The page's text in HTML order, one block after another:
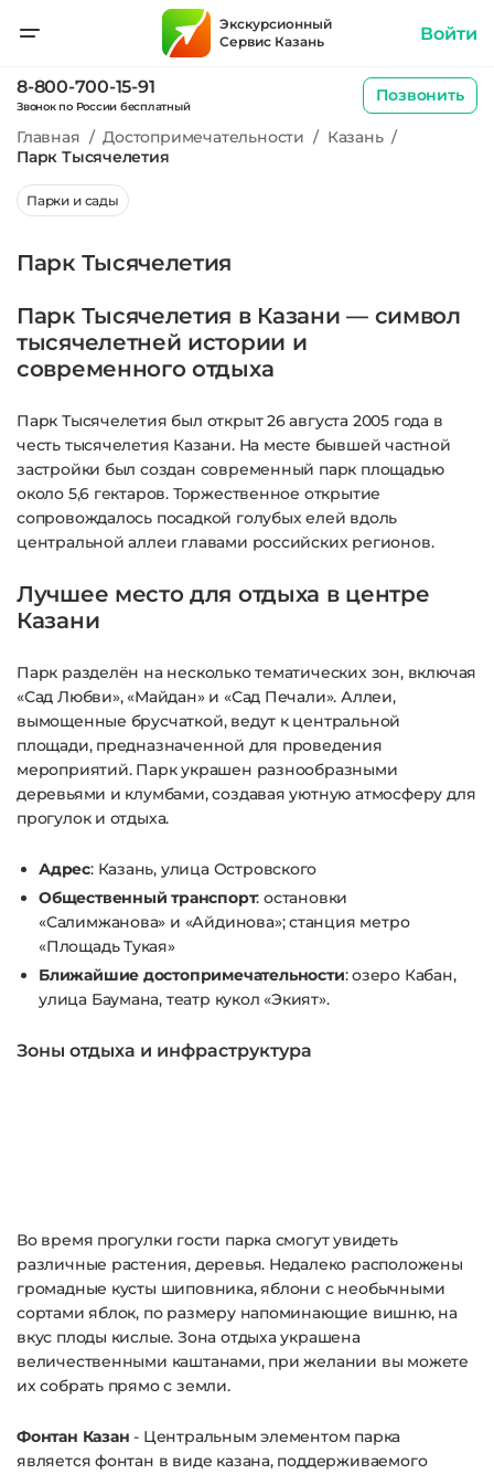
8-800-700-15-91
Звонок по России бесплатный
Позвонить
Экскурсионный
Сервис Казань
Войти
Главная / Достопримечательности / Казань /
Парк Тысячелетия
Парки и сады
Парк Тысячелетия
Парк Тысячелетия в Казани — символ
тысячелетней истории и
современного отдыха
Парк Тысячелетия был открыт 26 августа 2005 года в
честь тысячелетия Казани. На месте бывшей частной
застройки был создан современный парк площадью
около 5,6 гектаров. Торжественное открытие
сопровождалось посадкой голубых елей вдоль
центральной аллеи главами российских регионов.
Лучшее место для отдыха в центре
Казани
Парк разделён на несколько тематических зон, включая
«Сад Любви», «Майдан» и «Сад Печали». Аллеи,
вымощенные брусчаткой, ведут к центральной
площади, предназначенной для проведения
мероприятий. Парк украшен разнообразными
деревьями и клумбами, создавая уютную атмосферу для
прогулок и отдыха.
Адрес: Казань, улица Островского
Общественный транспорт: остановки
«Салимжанова» и «Айдинова»; станция метро
«Площадь Тукая»
Ближайшие достопримечательности: озеро Кабан,
улица Баумана, театр кукол «Экият».
Зоны отдыха и инфраструктура
Во время прогулки гости парка смогут увидеть
различные растения, деревья. Недалеко расположены
громадные кусты шиповника, яблони с необычными
сортами яблок, по размеру напоминающие вишню, на
вкус плоды кислые. Зона отдыха украшена
величественными каштанами, при желании вы можете
их собрать прямо с земли.
Фонтан Казан - Центральным элементом парка
является фонтан в виде казана, поддерживаемого